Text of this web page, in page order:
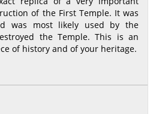
of the First Temple. It was
was most likely used by the
the Temple. This is an
of history and of your heritage.